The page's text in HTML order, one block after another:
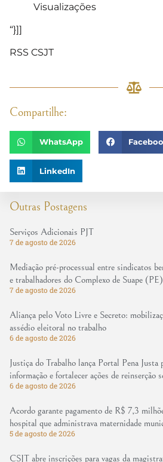
Outras Postagens
Serviços Adicionais PJT
7 de agosto de 2026
Mediação pré-processual entre sindicatos
e trabalhadores do Complexo de Suape (PE)
7 de agosto de 2026
Aliança pelo Voto Livre e Secreto:
assédio eleitoral no trabalho
6 de agosto de 2026
Justiça do Trabalho lança Portal Pena Justa
informação e fortalecer ações de reinserção
6 de agosto de 2026
Acordo garante pagamento de R$ 7,3
hospital que administrava maternidade
5 de agosto de 2026
CSJT abre inscrições para vagas da
Visualizações
“}]]
RSS CSJT
Compartilhe:
WhatsApp
LinkedIn